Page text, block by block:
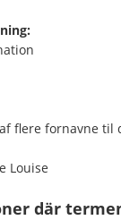
flere fornavne til
Louise
där